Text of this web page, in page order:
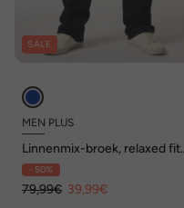
SALE
MEN PLUS
Linnenmix-broek, relaxed fit,
elastische tailleband, tot 72
- 50%
79,99€ 39,99€